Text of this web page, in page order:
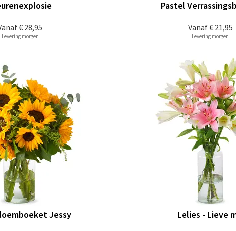
€ 28,95
Levering morgen
Vanaf€ 21,95
Pastel
Levering morgen
Jessy Lelies - Lieve